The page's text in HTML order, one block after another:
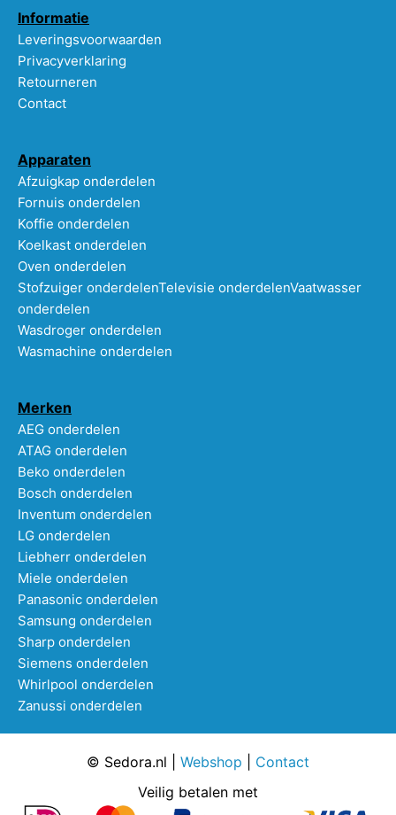
Informatie
Leveringsvoorwaarden
Privacyverklaring
Retourneren
Contact
Apparaten
Afzuigkap onderdelen
Fornuis onderdelen
Koffie onderdelen
Koelkast onderdelen
Oven onderdelen
Stofzuiger onderdelenTelevisie onderdelenVaatwasser
onderdelen
Wasdroger onderdelen
Wasmachine onderdelen
Merken
AEG onderdelen
ATAG onderdelen
Beko onderdelen
Bosch onderdelen
Inventum onderdelen
LG onderdelen
Liebherr onderdelen
Miele onderdelen
Panasonic onderdelen
Samsung onderdelen
Sharp onderdelen
Siemens onderdelen
Whirlpool onderdelen
Zanussi onderdelen
© Sedora.nl | Webshop
Contact
Veilig betalen met